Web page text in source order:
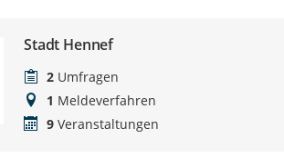
Stadt Hennef
2 Umfragen
1 Meldeverfahren
9 Veranstaltungen